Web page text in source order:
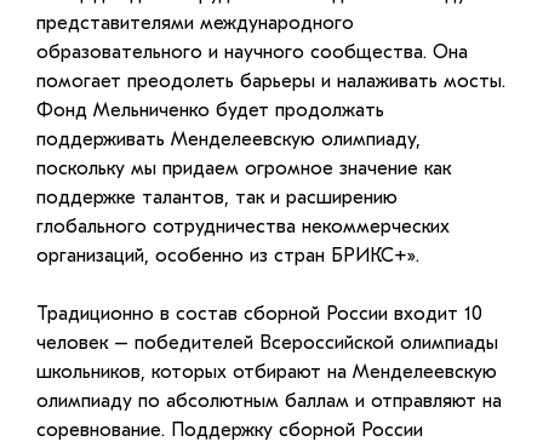
представителями международного
образовательного и научного сообщества. Она
помогает преодолеть барьеры и налаживать мосты.
Фонд Мельниченко будет продолжать
поддерживать Менделеевскую олимпиаду,
поскольку мы придаем огромное значение как
поддержке талантов, так и расширению
глобального сотрудничества некоммерческих
организаций, особенно из стран БРИКС+».
Традиционно в состав сборной России входит 10
человек – победителей Всероссийской олимпиады
школьников, которых отбирают на Менделеевскую
олимпиаду по абсолютным баллам и отправляют на
соревнование. Поддержку сборной России